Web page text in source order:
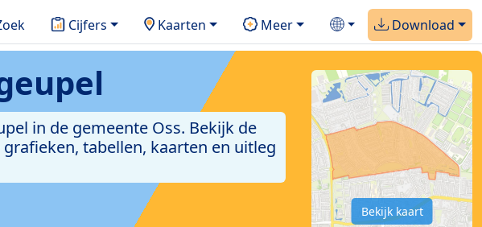
Cijfers Kaarten Meer Download
in de gemeente Oss. Bekijk de
tabellen, kaarten en uitleg
Bekijk kaart